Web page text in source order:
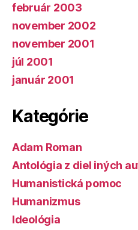
február 2003
november 2002
november 2001
júl 2001
január 2001
Kategórie
Adam Roman
Antológia z diel iných
Humanistická pomoc
Humanizmus
Ideológia